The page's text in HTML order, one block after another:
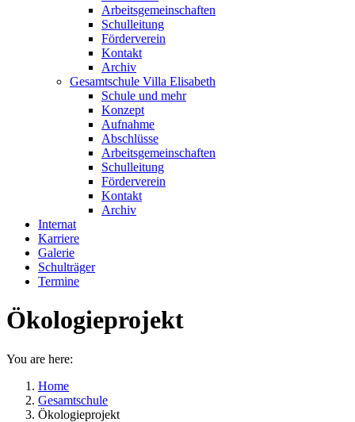
Arbeitsgemeinschaften
Schulleitung
Förderverein
Kontakt
Archiv
Gesamtschule Villa Elisabeth
Schule und mehr
Konzept
Aufnahme
Abschlüsse
Arbeitsgemeinschaften
Schulleitung
Förderverein
Kontakt
Archiv
Internat
Karriere
Galerie
Schulträger
Termine
Ökologieprojekt
You are here:
Home
Gesamtschule
Ökologieprojekt